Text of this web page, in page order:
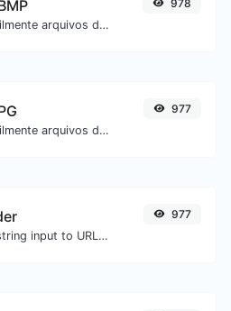
Converta facilmente arquivos de imagem PNG para BMP.
978
Converta facilmente arquivos de imagem GIF para JPG.
977
Encode any string input to URL format.
977